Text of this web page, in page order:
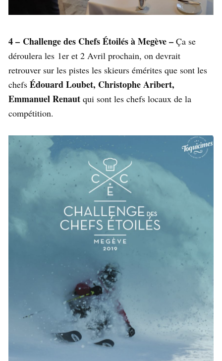
4 – Challenge des Chefs Étoilés à Megève – Ça se
déroulera les 1er et 2 Avril prochain, on devrait
retrouver sur les pistes les skieurs émérites que sont les
chefs Édouard Loubet, Christophe Aribert,
Emmanuel Renaut qui sont les chefs locaux de la
compétition.